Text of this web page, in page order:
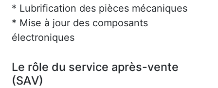
* Lubrification des pièces mécaniques
* Mise à jour des composants
électroniques
Le rôle du service après-vente
(SAV)